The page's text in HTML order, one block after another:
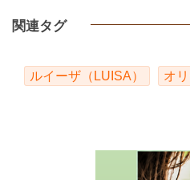
関連タグ
ルイーザ（LUISA） オ